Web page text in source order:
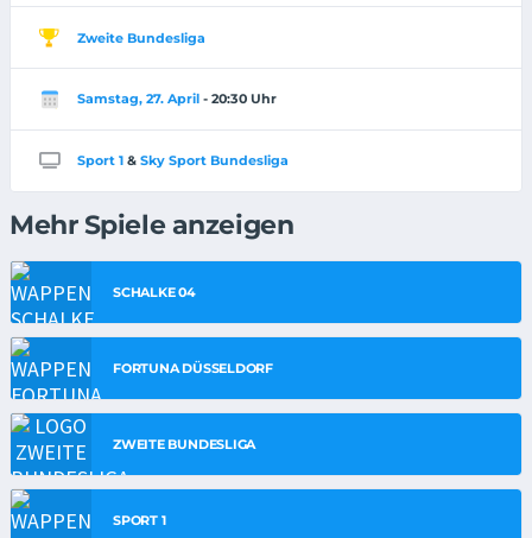
Zweite Bundesliga
Samstag, 27. April - 20:30 Uhr
Sport 1 & Sky Sport Bundesliga
Mehr Spiele anzeigen
SCHALKE 04
FORTUNA DÜSSELDORF
ZWEITE BUNDESLIGA
SPORT 1